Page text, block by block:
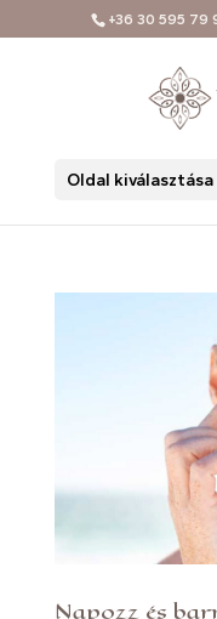
+36 30 595 79
Oldal kiválasztása
Napozz és